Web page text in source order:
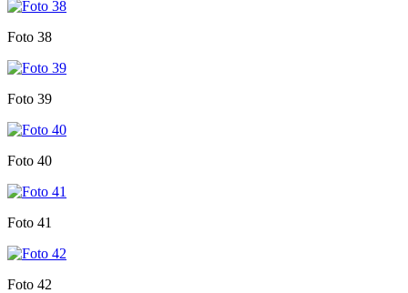
Foto 38
Foto 39
Foto 40
Foto 41
Foto 42